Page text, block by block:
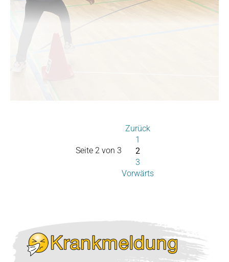
Seite 2 von 3
Zurück
1
2
3
Vorwärts